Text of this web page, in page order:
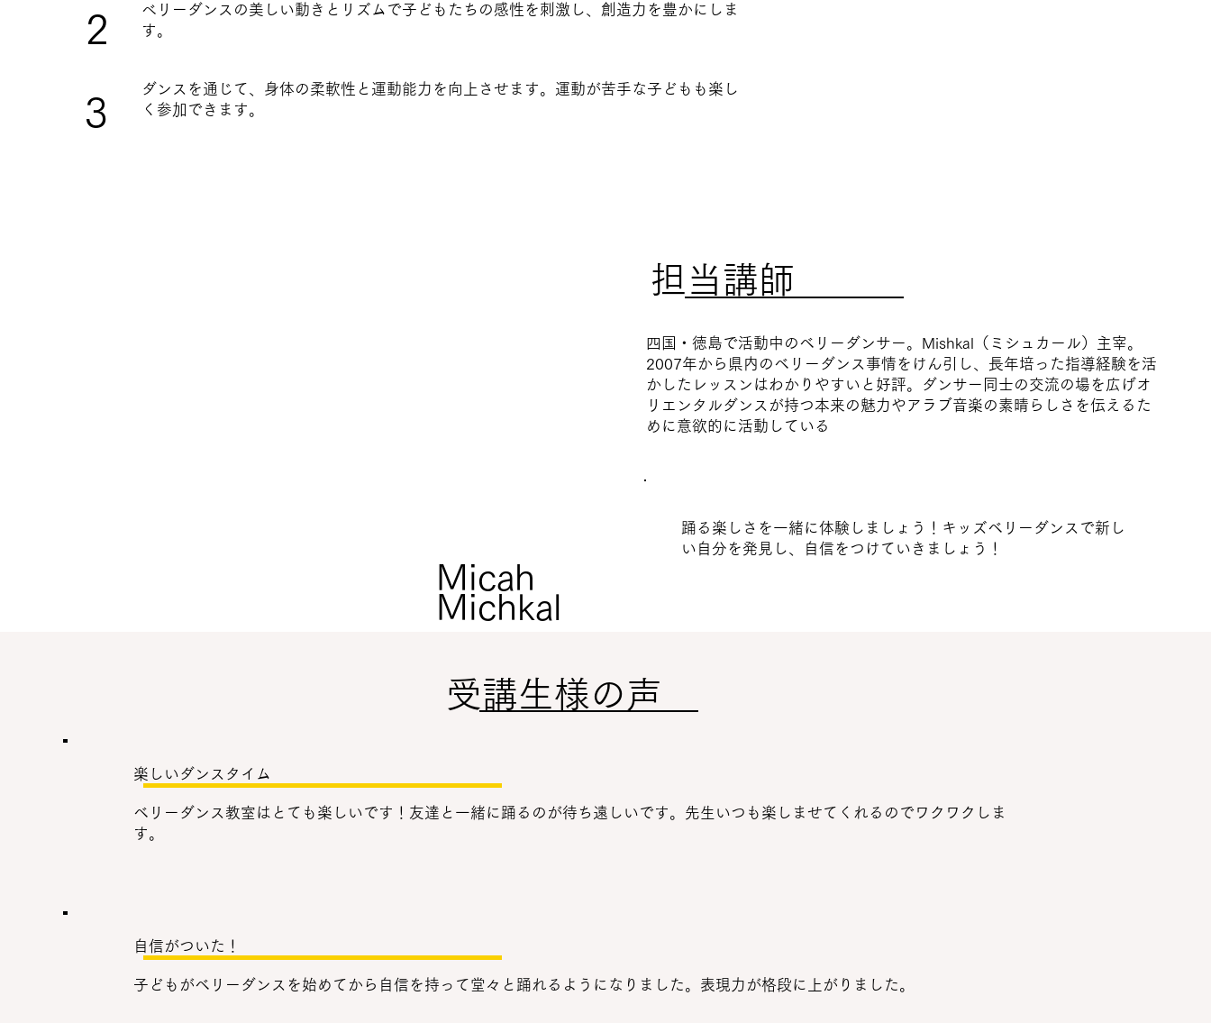
四国・徳島で活動中のベリーダンサー。Mishkal（ミシュカール）主宰。
2007年から県内のベリーダンス事情をけん引し、長年培った指導経験を活
かしたレッスンはわかりやすいと好評。ダンサー同士の交流の場を広げオ
リエンタルダンスが持つ本来の魅力やアラブ音楽の素晴らしさを伝えるた
めに意欲的に活動している
担当講師
Micah
踊る楽しさを一緒に体験しましょう！キッズベリーダンスで新し
い自分を発見し、自信をつけていきましょう！
Michkal
ダンスを通じて、身体の柔軟性と運動能力を向上させます。運動が苦手な子どもも楽し
く参加できます。
べリーダンスの美しい動きとリズムで子どもたちの感性を刺激し、創造力を豊かにしま
す。
2
3
ベリーダンス教室はとても楽しいです！友達と一緒に踊るのが待ち遠しいです。先生いつも楽しませてくれるのでワクワクしま
す。
楽しいダンスタイム
​受講生様の声
子どもがベリーダンスを始めてから自信を持って堂々と踊れるようになりました。表現力が格段に上がりました。
自信がついた！